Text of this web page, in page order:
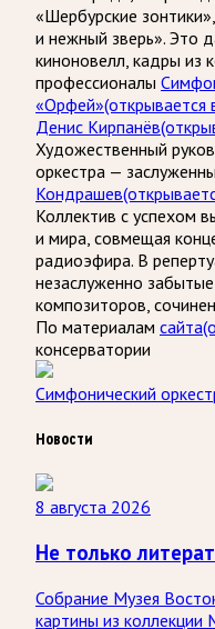
«Шербурские
и нежный зверь». Это
киноновелл, кадры из
профессионалы
«Орфей»(открывается
Денис Кирпанёв
Художественный
оркестра —
Кондрашев
Коллектив с успехом
и мира, совмещая
радиоэфира. В
незаслуженно
композиторов,
По материалам сайта
консерватории
Симфонический
Новости
8 августа 2026
Не только
Собрание Музея
картины из коллекции